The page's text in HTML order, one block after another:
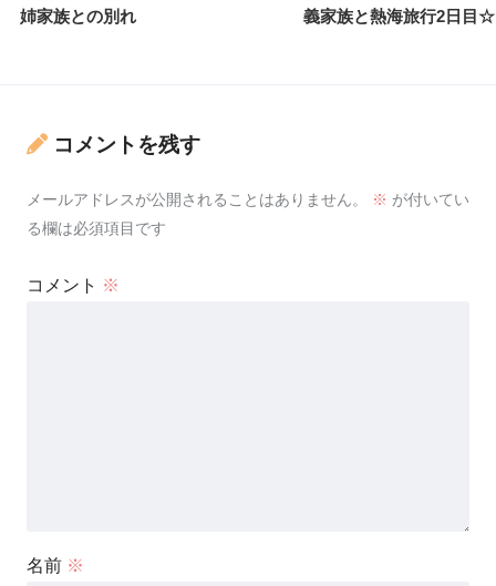
姉家族との別れ 義家族と熱海旅行2日目☆
コメントを残す
メールアドレスが公開されることはありません。 ※ が付いてい
る欄は必須項目です
コメント ※
名前 ※